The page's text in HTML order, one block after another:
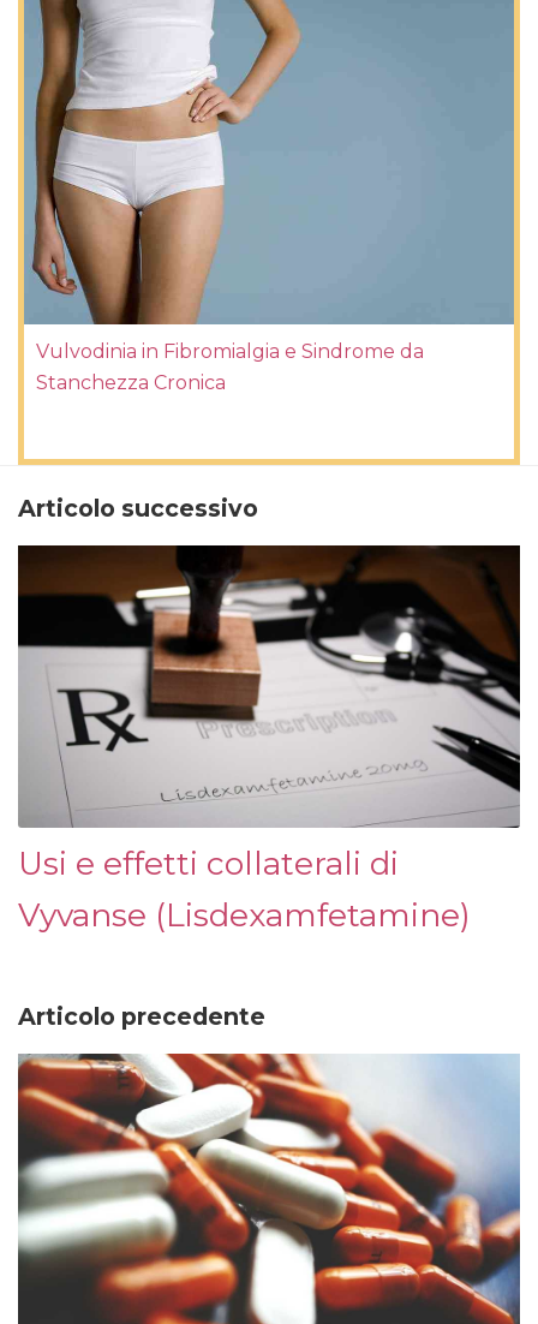
Vulvodinia in Fibromialgia e Sindrome da
Stanchezza Cronica
Articolo successivo
Usi e effetti collaterali di
Vyvanse (Lisdexamfetamine)
Articolo precedente